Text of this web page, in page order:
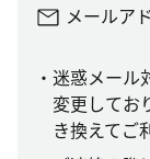
メールア
迷惑メール
変更してお
き換えてご